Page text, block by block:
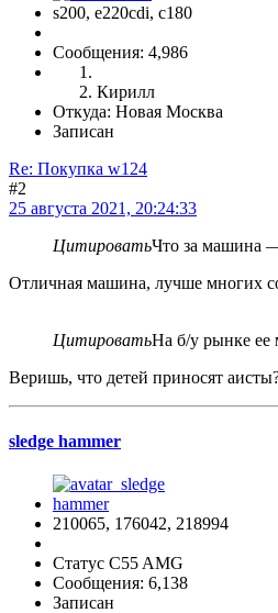
s200, е220cdi, с180
Сообщения: 4,986
Кирилл
Откуда: Новая Москва
Записан
Re: Покупка w124
#2
25 августа 2021, 20:24:33
ЦитироватьЧто за машина
Отличная машина, лучше многих
ЦитироватьНа б/у рынке ее
Веришь, что детей приносят
sledge hammer
210065, 176042, 218994
Статус C55 AMG
Сообщения: 6,138
Записан